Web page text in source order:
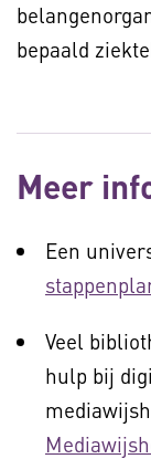
bepaald
Meer
Een
Veel
hulp bij